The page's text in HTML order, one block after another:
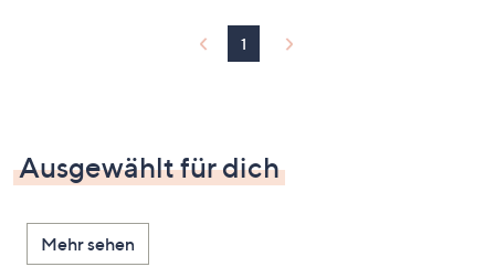
1
Ausgewählt für dich
Mehr sehen